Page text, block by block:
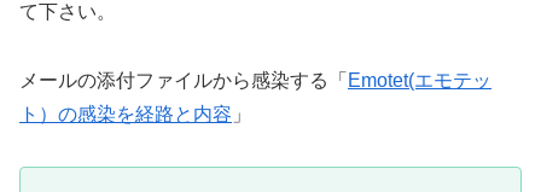
て下さい。
メールの添付ファイルから感染する「 Emotet(エモテッ
ト）の感染を経路と内容 」